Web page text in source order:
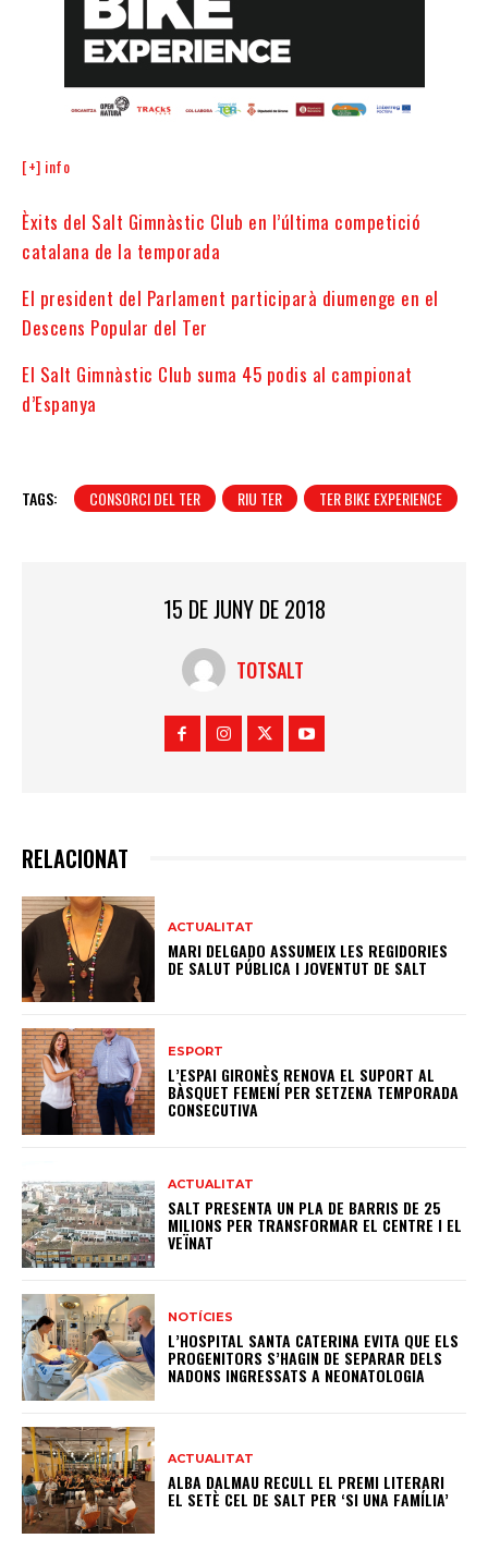
[+] info
Èxits del Salt Gimnàstic Club en l’última competició
catalana de la temporada
El president del Parlament participarà diumenge en el
Descens Popular del Ter
El Salt Gimnàstic Club suma 45 podis al campionat
d’Espanya
TAGS: CONSORCI DEL TER RIU TER TER BIKE EXPERIENCE
15 DE JUNY DE 2018
TOTSALT
RELACIONAT
ACTUALITAT
MARI DELGADO ASSUMEIX LES REGIDORIES
DE SALUT PÚBLICA I JOVENTUT DE SALT
ESPORT
L’ESPAI GIRONÈS RENOVA EL SUPORT AL
BÀSQUET FEMENÍ PER SETZENA TEMPORADA
CONSECUTIVA
ACTUALITAT
SALT PRESENTA UN PLA DE BARRIS DE 25
MILIONS PER TRANSFORMAR EL CENTRE I EL
VEÏNAT
NOTÍCIES
L’HOSPITAL SANTA CATERINA EVITA QUE ELS
PROGENITORS S’HAGIN DE SEPARAR DELS
NADONS INGRESSATS A NEONATOLOGIA
ACTUALITAT
ALBA DALMAU RECULL EL PREMI LITERARI
EL SETÈ CEL DE SALT PER ‘SI UNA FAMÍLIA’